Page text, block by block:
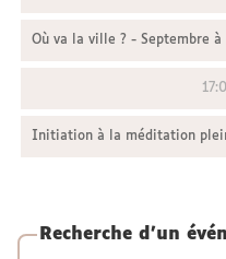
Où va la ville ? - Septembre à
Initiation à la méditation
Recherche d'un